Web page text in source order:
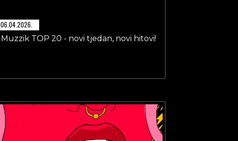
06.04.2026.
Muzzik TOP 20 - novi tjedan, novi hitovi!